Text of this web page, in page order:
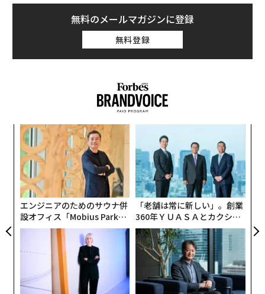
無料のメールマガジンに登録
無料登録
エンジニアのためのサウナ併
設オフィス「Mobius Park」
がオープン──タマディック
が健康経営を徹底する理由
「老舗は常に新しい」。創業
360年ＹＵＡＳＡとカクシン
CEO田尻望が語る、AIを超え
る人の価値